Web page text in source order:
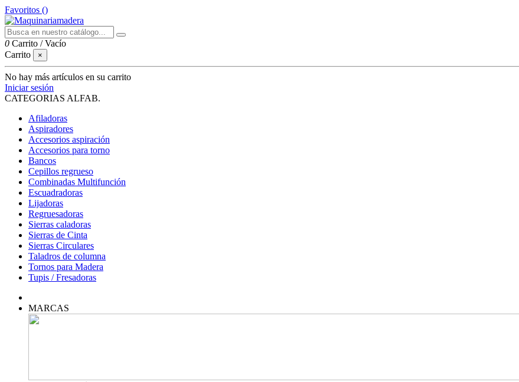
Favoritos ()
0 Carrito /Vacío
Carrito
×
No hay más artículos en su carrito
Iniciar sesión
CATEGORIAS ALFAB.
Afiladoras
Aspiradores
Accesorios aspiración
Accesorios para torno
Bancos
Cepillos regrueso
Combinadas Multifunción
Escuadradoras
Lijadoras
Regruesadoras
Sierras caladoras
Sierras de Cinta
Sierras Circulares
Taladros de columna
Tornos para Madera
Tupis / Fresadoras
MARCAS